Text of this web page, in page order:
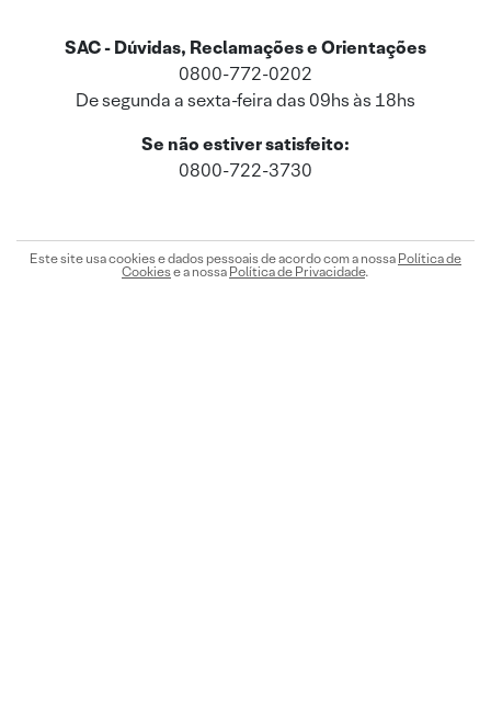
SAC - Dúvidas, Reclamações e Orientações
0800-772-0202
De segunda a sexta-feira das 09hs às 18hs
Se não estiver satisfeito:
0800-722-3730
Este site usa cookies e dados pessoais de acordo com a nossa Política de
Cookiese a nossa Política de Privacidade.